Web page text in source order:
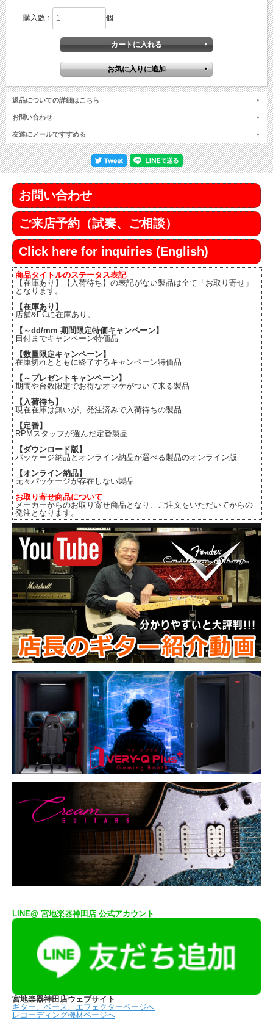
購入数： 個
返品についての詳細はこちら
お問い合わせ
友達にメールですすめる
お問い合わせ
ご来店予約（試奏、ご相談）
Click here for inquiries (English)
商品タイトルのステータス表記
【在庫あり】【入荷待ち】の表記がない製品は全て「お取り寄せ」
となります。
【在庫あり】
店舗&ECに在庫あり。
【～dd/mm 期間限定特価キャンペーン】
日付までキャンペーン特価品
【数量限定キャンペーン】
在庫切れとともに終了するキャンペーン特価品
【～プレゼントキャンペーン】
期間や台数限定でお得なオマケがついて来る製品
【入荷待ち】
現在在庫は無いが、発注済みで入荷待ちの製品
【定番】
RPMスタッフが選んだ定番製品
【ダウンロード版】
パッケージ納品とオンライン納品が選べる製品のオンライン版
【オンライン納品】
元々パッケージが存在しない製品
お取り寄せ商品について
メーカーからのお取り寄せ商品となり、ご注文をいただいてからの
発注となります。
LINE@ 宮地楽器神田店 公式アカウント
宮地楽器神田店ウェブサイト
ギター、ベース、エフェクターページへ
レコーディング機材ページへ